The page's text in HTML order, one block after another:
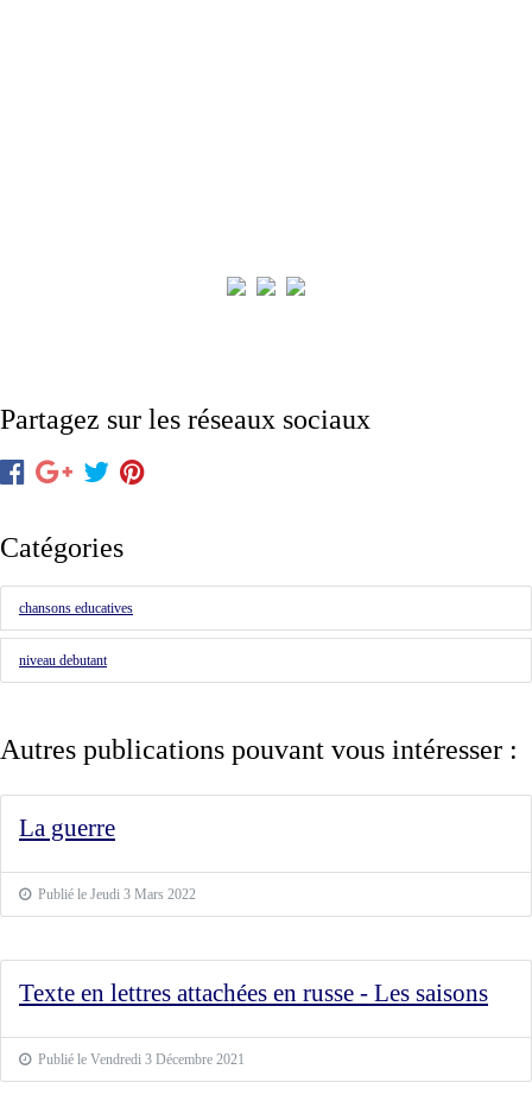
Partagez sur les réseaux sociaux
Catégories
chansons educatives
niveau debutant
Autres publications pouvant vous intéresser :
La guerre
Publié le Jeudi 3 Mars 2022
Texte en lettres attachées en russe - Les saisons
Publié le Vendredi 3 Décembre 2021